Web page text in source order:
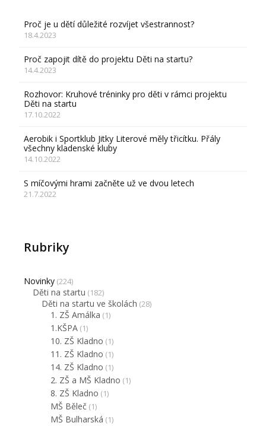
Proč je u dětí důležité rozvíjet všestrannost?
18.4.2023
Proč zapojit dítě do projektu Děti na startu?
14.4.2023
Rozhovor: Kruhové tréninky pro děti v rámci projektu
Děti na startu
17.10.2022
Aerobik i Sportklub Jitky Literové měly třicítku. Přály
všechny kladenské kluby
14.10.2022
S míčovými hrami začněte už ve dvou letech
21.7.2022
Rubriky
Novinky (224)
Děti na startu (182)
Děti na startu ve školách (28)
1. ZŠ Amálka (1)
1.KŠPA (1)
10. ZŠ Kladno (1)
11. ZŠ Kladno (1)
14. ZŠ Kladno (1)
2. ZŠ a MŠ Kladno (1)
8. ZŠ Kladno (1)
MŠ Běleč (1)
MŠ Bulharská (1)